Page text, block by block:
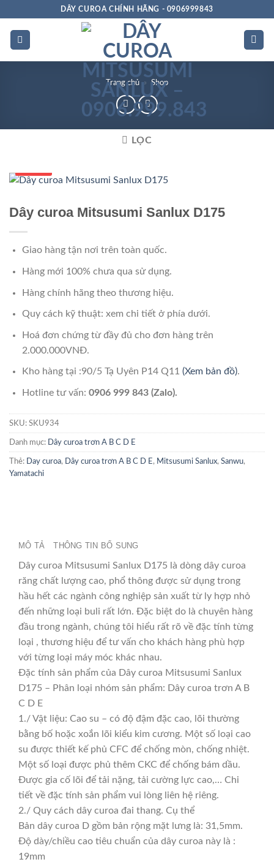
dung
DÂY CUROA CHÍNH HÃNG - 0906999843
Trang chủ » Shop
LỌC
Dây curoa Mitsusumi Sanlux D175
Giao hàng tận nơi trên toàn quốc.
Hàng mới 100% chưa qua sử dụng.
Hàng chính hãng theo thương hiệu.
Quy cách kỹ thuật: xem chi tiết ở phía dưới.
Hoá đơn chứng từ đầy đủ cho đơn hàng trên
2.000.000VNĐ.
Kho hàng tại :90/5 Tạ Uyên P14 Q11 (Xem bản đồ).
Hotline tư vấn: 0906 999 843 (Zalo).
SKU: SKU934
Danh mục: Dây curoa trơn A B C D E
Thẻ: Day curoa, Dây curoa trơn A B C D E , Mitsusumi Sanlux, Sanwu,
Yamatachi
MÔ TẢ THÔNG TIN BỔ SUNG
Dây curoa Mitsusumi Sanlux D175 là dòng dây curoa
răng chất lượng cao, phổ thông được sử dụng trong
hầu hết các ngành công nghiệp sản xuất từ ly hợp nhỏ
đến những loại buli rất lớn. Đặc biệt do là chuyên hàng
đầu trong ngành, chúng tôi hiểu rất rõ về đặc tính từng
loại , thương hiệu để tư vấn cho khách hàng phù hợp
với từng loại máy móc khác nhau.
Đặc tính sản phẩm của Dây curoa Mitsusumi Sanlux
D175 – Phân loại nhóm sản phẩm: Dây curoa trơn A B
C D E
1./ Vật liệu: Cao su – có độ đậm đặc cao, lõi thường
bằng bố hoặc xoắn lõi kiểu kim cương. Một số loại cao
su được thiết kế phủ CFC để chống mòn, chống nhiệt.
Một số loại được phủ thêm CKC để chống bám dầu.
Được gia cố lõi để tải nặng, tải cường lực cao,… Chi
tiết về đặc tính sản phẩm vui lòng liên hệ riêng.
2./ Quy cách dây curoa đai thang. Cụ thể
Bản dây curoa D gồm bản rộng mặt lưng là: 31,5mm.
Độ dày/chiều cao tiêu chuẩn của dây curoa này là :
19mm